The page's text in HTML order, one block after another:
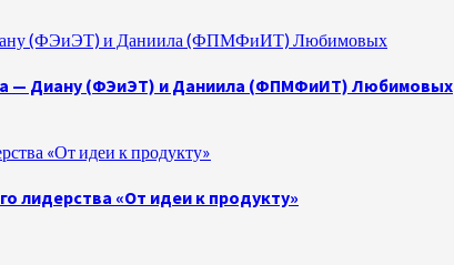
(ФЭиЭТ) и Даниила (ФПМФиИТ) Любимовых
— Диану (ФЭиЭТ) и Даниила (ФПМФиИТ) Любимовых
«От идеи к продукту»
лидерства «От идеи к продукту»